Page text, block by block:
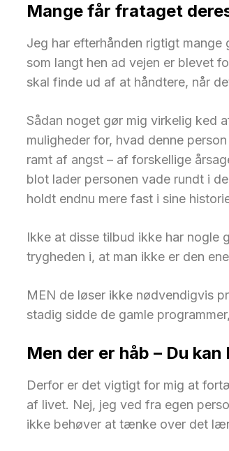
Mange får frataget
Jeg har efterhånden rigtigt mange
som langt hen ad vejen er blevet
skal finde ud af at håndtere, når
Sådan noget gør mig virkelig ked
muligheder for, hvad denne
ramt af angst – af forskellige
blot lader personen vade rundt i
holdt endnu mere fast i sine
Ikke at disse tilbud ikke har nogle
trygheden i, at man ikke er den
MEN de løser ikke nødvendigvis
stadig sidde de gamle
Men der er håb – Du
Derfor er det vigtigt for mig at
af livet. Nej, jeg ved fra egen
ikke behøver at tænke over det